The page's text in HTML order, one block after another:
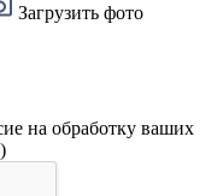
Загрузить фото
на обработку ваших
)